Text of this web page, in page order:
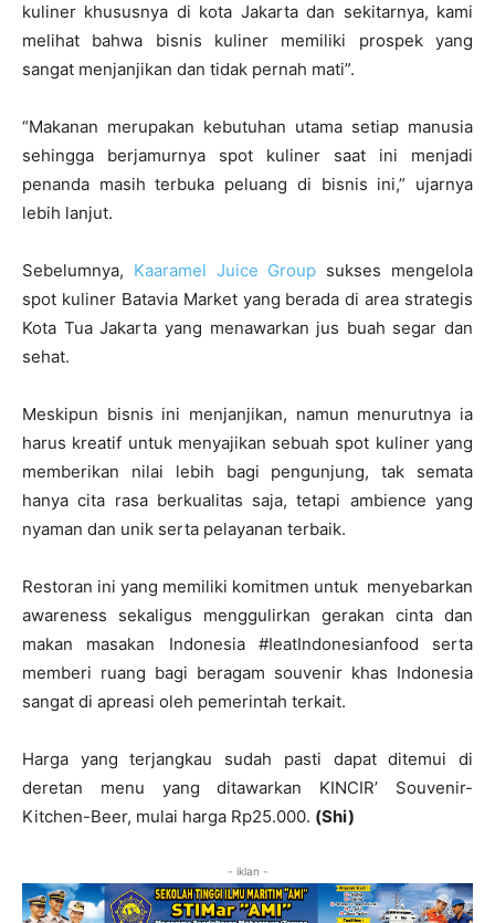
kuliner khususnya di kota Jakarta dan sekitarnya, kami
melihat bahwa bisnis kuliner memiliki prospek yang
sangat menjanjikan dan tidak pernah mati”.
“Makanan merupakan kebutuhan utama setiap manusia
sehingga berjamurnya spot kuliner saat ini menjadi
penanda masih terbuka peluang di bisnis ini,” ujarnya
lebih lanjut.
Sebelumnya, Kaaramel Juice Group sukses mengelola
spot kuliner Batavia Market yang berada di area strategis
Kota Tua Jakarta yang menawarkan jus buah segar dan
sehat.
Meskipun bisnis ini menjanjikan, namun menurutnya ia
harus kreatif untuk menyajikan sebuah spot kuliner yang
memberikan nilai lebih bagi pengunjung, tak semata
hanya cita rasa berkualitas saja, tetapi ambience yang
nyaman dan unik serta pelayanan terbaik.
Restoran ini yang memiliki komitmen untuk menyebarkan
awareness sekaligus menggulirkan gerakan cinta dan
makan masakan Indonesia #IeatIndonesianfood serta
memberi ruang bagi beragam souvenir khas Indonesia
sangat di apreasi oleh pemerintah terkait.
Harga yang terjangkau sudah pasti dapat ditemui di
deretan menu yang ditawarkan KINCIR’ Souvenir-
Kitchen-Beer, mulai harga Rp25.000. (Shi)
- iklan -